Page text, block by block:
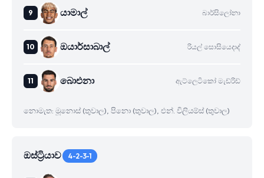
යාමාල් බාර්සිලෝනා
ඔයාර්සාබාල් රියල් සොසියෙදාද්
බාෙඑනා ඇට්ලෙටිකෝ මැඩ්රිඩ්
නොමැත: මූනොස් (තුවාල), පිනො (තුවාල), එන්. විලියම්ස් (තුවාල)
ඔස්ට්‍රියාව 4-2-3-1